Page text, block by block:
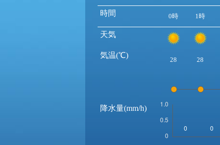
時間
天気
気温(℃)
降水量(mm/h)
0時 1時
28 28